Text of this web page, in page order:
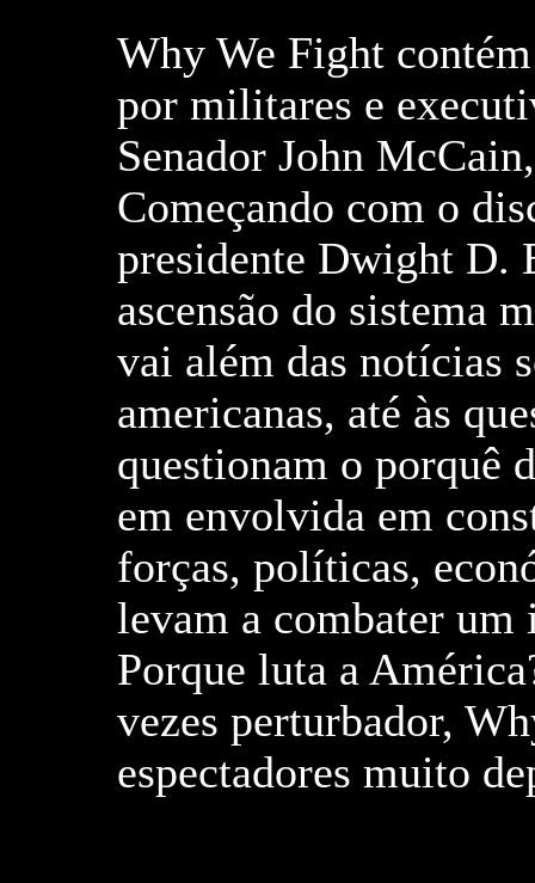
Why We Fight
por militares e
Senador John
Começando com o
presidente Dwight D.
ascensão do sistema
vai além das notícias
americanas, até às
questionam o porquê
em envolvida em
forças, políticas,
levam a combater um
Porque luta a
vezes perturbador,
espectadores muito